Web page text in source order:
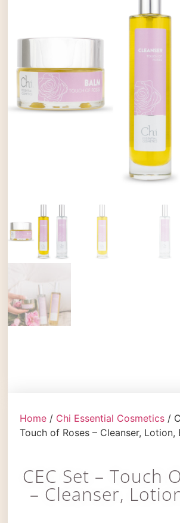
Home / Chi Essential Cosmetics /
Touch of Roses – Cleanser, Lotion,
CEC Set – Touch
– Cleanser,